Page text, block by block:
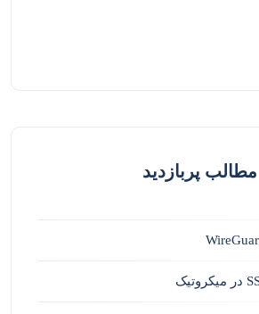
مطالب پربازدید